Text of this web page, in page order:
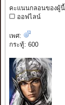
คะแนนกลอนของผู้นี้
ออฟไลน์
เพศ:
กระทู้: 600